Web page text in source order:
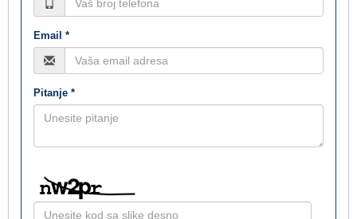
Email *
Pitanje *